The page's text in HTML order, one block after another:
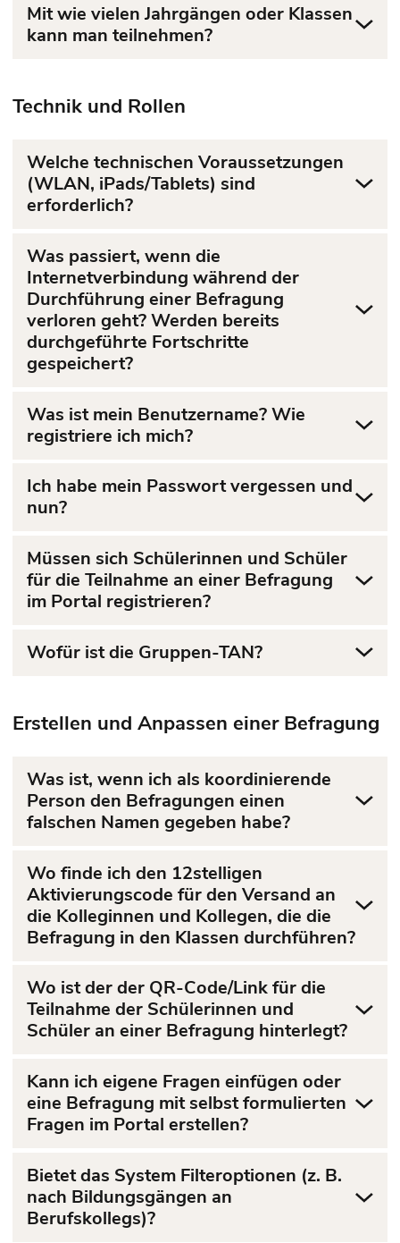
Mit wie vielen Jahrgängen oder Klassen
kann man teilnehmen?
Technik und Rollen
Welche technischen Voraussetzungen
(WLAN, iPads/Tablets) sind
erforderlich?
Was passiert, wenn die
Internetverbindung während der
Durchführung einer Befragung
verloren geht? Werden bereits
durchgeführte Fortschritte
gespeichert?
Was ist mein Benutzername? Wie
registriere ich mich?
Ich habe mein Passwort vergessen und
nun?
Müssen sich Schülerinnen und Schüler
für die Teilnahme an einer Befragung
im Portal registrieren?
Wofür ist die Gruppen-TAN?
Erstellen und Anpassen einer Befragung
Was ist, wenn ich als koordinierende
Person den Befragungen einen
falschen Namen gegeben habe?
Wo finde ich den 12stelligen
Aktivierungscode für den Versand an
die Kolleginnen und Kollegen, die die
Befragung in den Klassen durchführen?
Wo ist der der QR-Code/Link für die
Teilnahme der Schülerinnen und
Schüler an einer Befragung hinterlegt?
Kann ich eigene Fragen einfügen oder
eine Befragung mit selbst formulierten
Fragen im Portal erstellen?
Bietet das System Filteroptionen (z. B.
nach Bildungsgängen an
Berufskollegs)?